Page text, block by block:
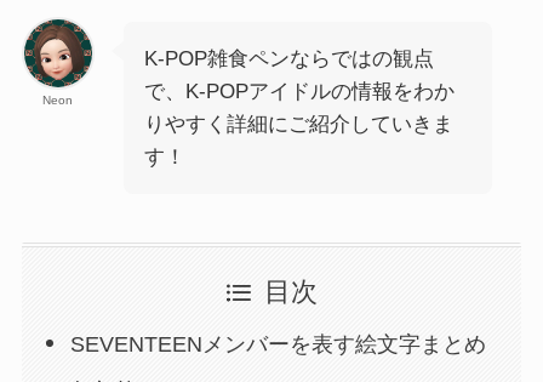
Neon
K-POP雑食ペンならではの観点
で、K-POPアイドルの情報をわか
りやすく詳細にご紹介していきま
す！
目次
SEVENTEENメンバーを表す絵文字まとめ